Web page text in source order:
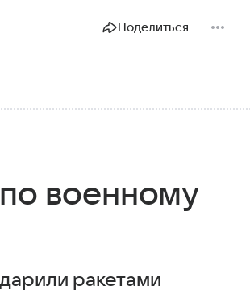
Поделиться
военному
ракетами